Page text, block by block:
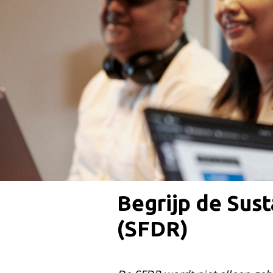
Begrijp de
(SFDR)